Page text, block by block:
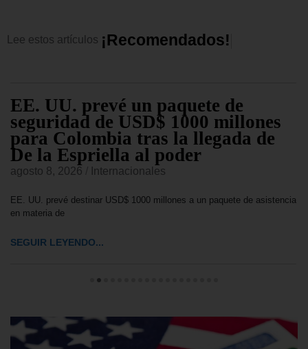
Lee estos artículos ¡Recomend ad os!
EE. UU. prevé un paquete de
seguridad de USD$ 1000 millones
para Colombia tras la llegada de
De la Espriella al poder
agosto 8, 2026 Internacionales
EE. UU. prevé destinar USD$ 1000 millones a un paquete de asistencia
en materia de
SEGUIR LEYENDO...